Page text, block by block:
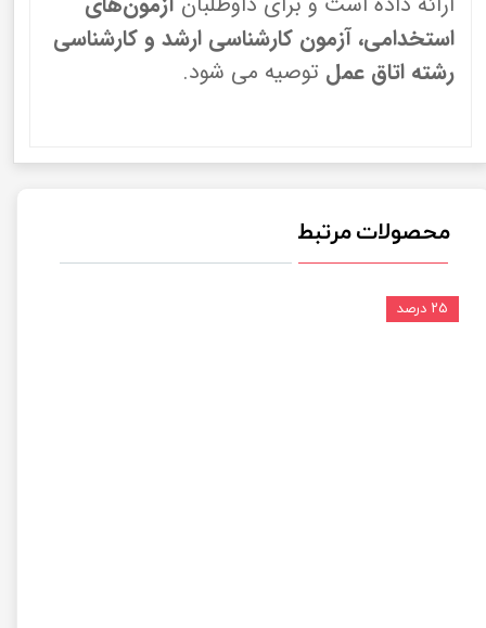
استخدامی، آزمون کارشناسی ارشد و کارشناسی
رشته اتاق عمل توصیه می شود.
محصولات مرتبط
۲۵ درصد